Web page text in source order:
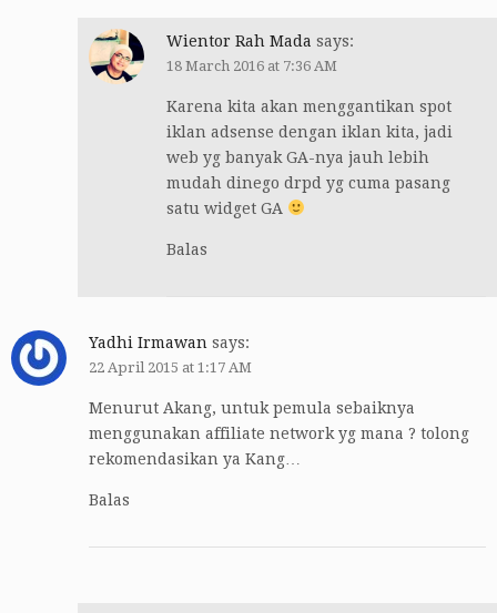
Wientor Rah Mada says:
18 March 2016 at 7:36 AM
Karena kita akan menggantikan spot
iklan adsense dengan iklan kita, jadi
web yg banyak GA-nya jauh lebih
mudah dinego drpd yg cuma pasang
satu widget GA
Balas
Yadhi Irmawan says:
22 April 2015 at 1:17 AM
Menurut Akang, untuk pemula sebaiknya
menggunakan affiliate network yg mana ? tolong
rekomendasikan ya Kang…
Balas